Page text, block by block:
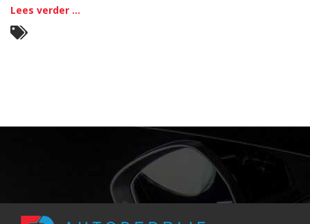
Lees verder ...